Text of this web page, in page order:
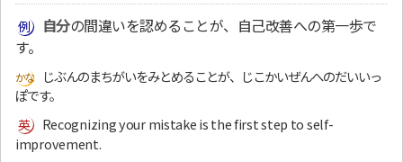
自分の間違いを認めることが、自己改善への第一歩で
す。
じぶんのまちがいをみとめることが、じこかいぜんへのだいいっ
ぽです。
Recognizing your mistake is the first step to self-
improvement.